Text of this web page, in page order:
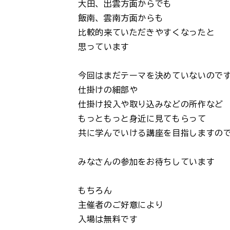
大田、出雲方面からでも
飯南、雲南方面からも
比較的来ていただきやすくなったと
思っています
今回はまだテーマを決めていないので
仕掛けの細部や
仕掛け投入や取り込みなどの所作など
もっともっと身近に見てもらって
共に学んでいける講座を目指しますの
みなさんの参加をお待ちしています
もちろん
主催者のご好意により
入場は無料です